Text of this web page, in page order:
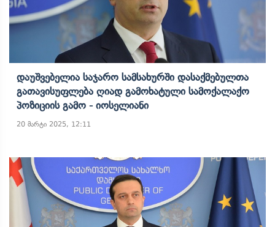
Დაუშვებელია Საჯარო Სამსახურში Დასაქმებულთა
Გათავისუფლება Ღიად Გამოხატული Სამოქალაქო
Პოზიციის Გამო - Იოსელიანი
20 მარტი 2025, 12:11